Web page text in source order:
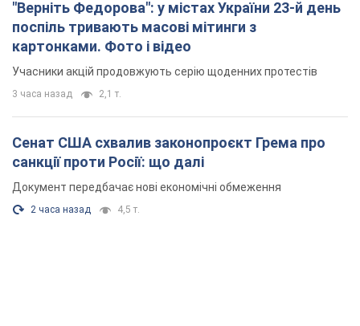
"Верніть Федорова": у містах України 23-й день
поспіль тривають масові мітинги з
картонками. Фото і відео
Учасники акцій продовжують серію щоденних протестів
3 часа назад 2,1 т.
Сенат США схвалив законопроєкт Грема про
санкції проти Росії: що далі
Документ передбачає нові економічні обмеження
2 часа назад 4,5 т.